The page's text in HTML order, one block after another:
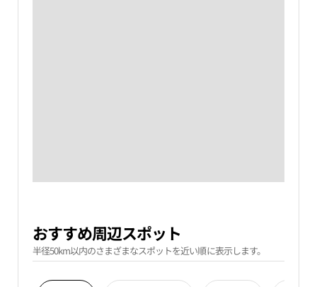
おすすめ周辺スポット
半径50km以内のさまざまなスポットを近い順に表示します。